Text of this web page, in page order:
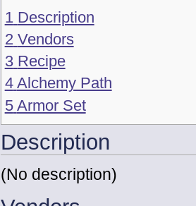
1 Description
2 Vendors
3 Recipe
4 Alchemy Path
5 Armor Set
Description
(No description)